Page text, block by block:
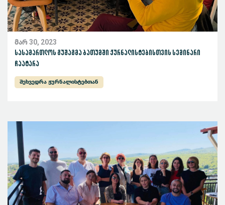
მარ 30, 2023
სასამართლოს გუშაგმა ბათუმში ჟურნალისტებისთვის სემინარი
ჩაატარა
შეხვედრა ჟურნალისტებთან